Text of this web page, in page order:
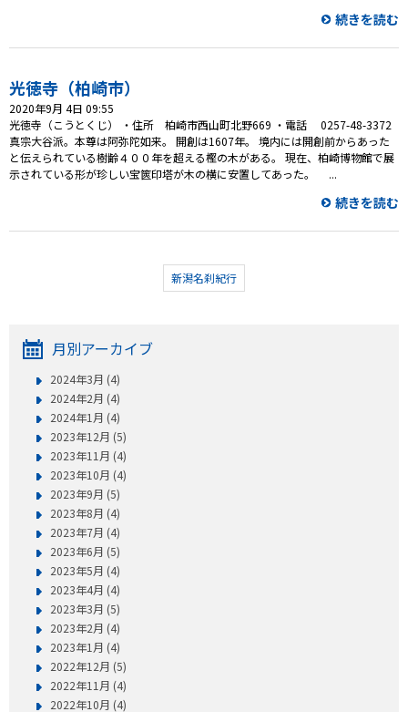
続きを読む
光徳寺（柏崎市）
2020年9月 4日 09:55
光徳寺（こうとくじ） ・住所 柏崎市西山町北野669 ・電話 0257-48-3372
真宗大谷派。本尊は阿弥陀如来。 開創は1607年。 境内には開創前からあった
と伝えられている樹齢４００年を超える樫の木がある。 現在、柏崎博物館で展
示されている形が珍しい宝篋印塔が木の横に安置してあった。 ...
続きを読む
新潟名刹紀行
月別アーカイブ
2024年3月 (4)
2024年2月 (4)
2024年1月 (4)
2023年12月 (5)
2023年11月 (4)
2023年10月 (4)
2023年9月 (5)
2023年8月 (4)
2023年7月 (4)
2023年6月 (5)
2023年5月 (4)
2023年4月 (4)
2023年3月 (5)
2023年2月 (4)
2023年1月 (4)
2022年12月 (5)
2022年11月 (4)
2022年10月 (4)